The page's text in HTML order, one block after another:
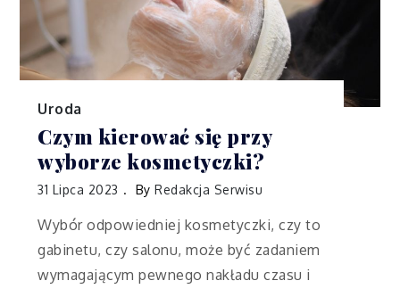
Uroda
Czym kierować się przy
wyborze kosmetyczki?
31 Lipca 2023 ByRedakcja Serwisu
Wybór odpowiedniej kosmetyczki, czy to
gabinetu, czy salonu, może być zadaniem
wymagającym pewnego nakładu czasu i